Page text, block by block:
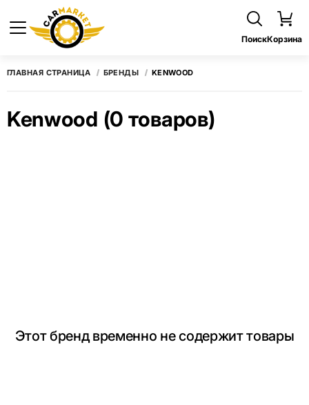
ПоискКорзина
ГЛАВНАЯ СТРАНИЦА БРЕНДЫ KENWOOD
Kenwood (0 товаров)
Этот бренд временно не содержит товары